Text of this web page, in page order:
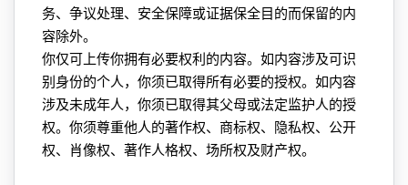
务、争议处理、安全保障或证据保全目的而保留的内
容除外。
你仅可上传你拥有必要权利的内容。如内容涉及可识
别身份的个人，你须已取得所有必要的授权。如内容
涉及未成年人，你须已取得其父母或法定监护人的授
权。你须尊重他人的著作权、商标权、隐私权、公开
权、肖像权、著作人格权、场所权及财产权。